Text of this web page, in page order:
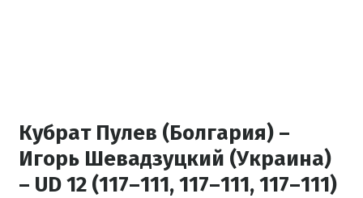
Кубрат Пулев (Болгария) –
Игорь Шевадзуцкий (Украина)
– UD 12 (117–111, 117–111, 117–111)